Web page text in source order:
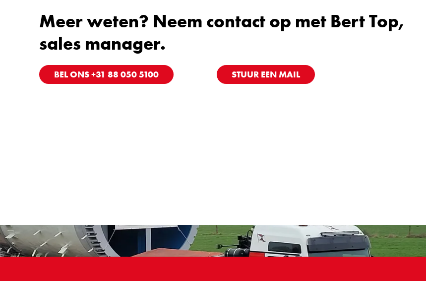
Meer weten? Neem contact op met Bert Top,
sales manager.
BEL ONS +31 88 050 5100 STUUR EEN MAIL